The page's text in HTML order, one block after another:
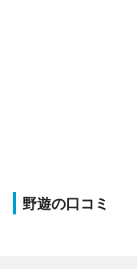
野遊の口コミ